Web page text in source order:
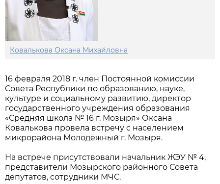
Ковалькова Оксана Михайловна
16 февраля 2018 г. член Постоянной комиссии
Совета Республики по образованию, науке,
культуре и социальному развитию, директор
государственного учреждения образования
«Средняя школа № 16 г. Мозыря» Оксана
Ковалькова провела встречу с населением
микрорайона Молодежный г. Мозыря.
На встрече присутствовали начальник ЖЭУ № 4,
представители Мозырского районного Совета
депутатов, сотрудники МЧС.